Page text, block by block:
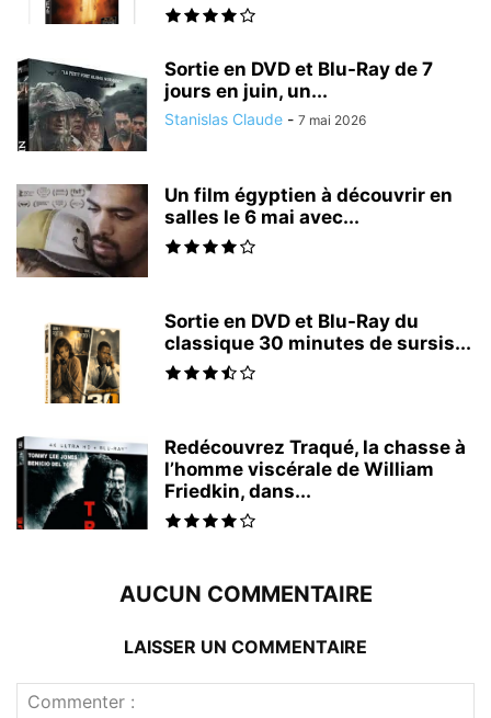
Sortie en DVD et Blu-Ray de 7
jours en juin, un...
Stanislas Claude - 7 mai 2026
Un film égyptien à découvrir en
salles le 6 mai avec...
Sortie en DVD et Blu-Ray du
classique 30 minutes de sursis...
Redécouvrez Traqué, la chasse à
l’homme viscérale de William
Friedkin, dans...
AUCUN COMMENTAIRE
LAISSER UN COMMENTAIRE